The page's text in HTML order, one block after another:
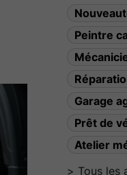
Peintre
Garage
Prêt de
Atelier
Tous les